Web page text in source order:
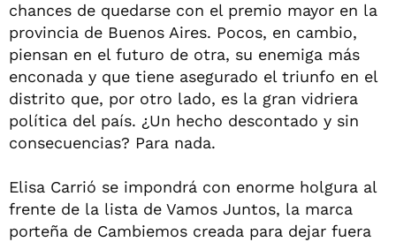
chances de quedarse con el premio mayor en la
provincia de Buenos Aires. Pocos, en cambio,
piensan en el futuro de otra, su enemiga más
enconada y que tiene asegurado el triunfo en el
distrito que, por otro lado, es la gran vidriera
política del país. ¿Un hecho descontado y sin
consecuencias? Para nada.
Elisa Carrió se impondrá con enorme holgura al
frente de la lista de Vamos Juntos, la marca
porteña de Cambiemos creada para dejar fuera